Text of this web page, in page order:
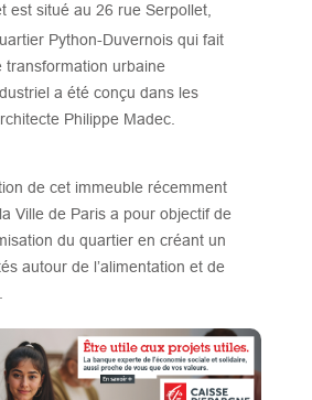
est situé au 26 rue Serpollet,
Python-Duvernois qui fait
transformation urbaine
a été conçu dans les
Philippe Madec.
de cet immeuble récemment
Ville de Paris a pour objectif de
du quartier en créant un
autour de l’alimentation et de